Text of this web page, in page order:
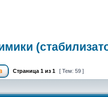
Страница1 из1 [ Тем: 59 ]